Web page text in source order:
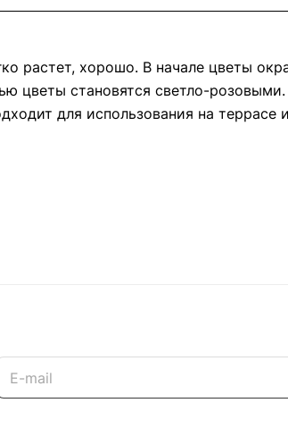
растет, хорошо. В начале цветы
цветы становятся светло-
для использования на террасе